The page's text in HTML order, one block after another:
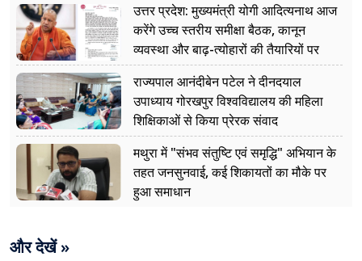
उत्तर प्रदेश: मुख्यमंत्री योगी आदित्यनाथ आज
करेंगे उच्च स्तरीय समीक्षा बैठक, कानून
व्यवस्था और बाढ़-त्योहारों की तैयारियों पर
नजर
राज्यपाल आनंदीबेन पटेल ने दीनदयाल
उपाध्याय गोरखपुर विश्वविद्यालय की महिला
शिक्षिकाओं से किया प्रेरक संवाद
मथुरा में "संभव संतुष्टि एवं समृद्धि" अभियान के
तहत जनसुनवाई, कई शिकायतों का मौके पर
हुआ समाधान
और देखें »